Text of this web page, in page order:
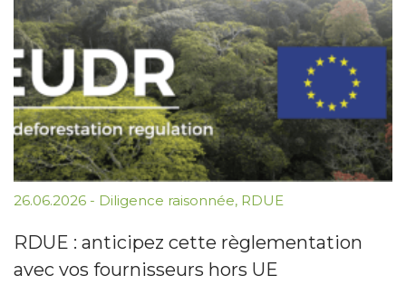
26.06.2026 - Diligence raisonnée, RDUE
RDUE : anticipez cette règlementation
avec vos fournisseurs hors UE